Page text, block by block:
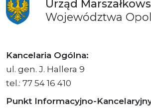
Urząd
Województwa
Kancelaria Ogólna:
ul. gen. J. Hallera 9
tel.: 77 54 16 410
Punkt Informacyjno-